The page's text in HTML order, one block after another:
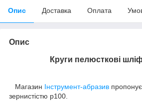
Опис Доставка Оплата
Опис
Круги пелюсткові
Магазин Інструмент-абразив
зернистістю р100.